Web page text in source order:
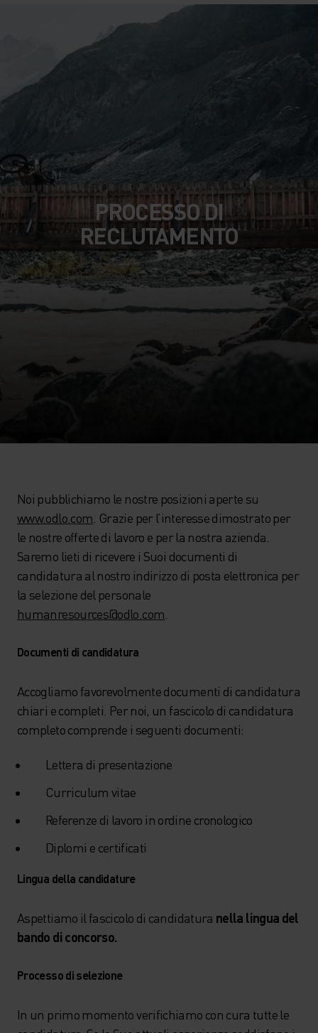
PROCESSO DI
RECLUTAMENTO
Noi pubblichiamo le nostre posizioni aperte su
www.odlo.com . Grazie per l’interesse dimostrato per
le nostre offerte di lavoro e per la nostra azienda.
Saremo lieti di ricevere i Suoi documenti di
candidatura al nostro indirizzo di posta elettronica per
la selezione del personale
humanresources@odlo.com
Documenti di candidatura
Accogliamo favorevolmente documenti di candidatura
chiari e completi. Per noi, un fascicolo di candidatura
completo comprende i seguenti documenti:
Lettera di presentazione
Curriculum vitae
Referenze di lavoro in ordine cronologico
Diplomi e certificati
Lingua della candidature
Aspettiamo il fascicolo di candidatura nella lingua del
bando di concorso.
Processo di selezione
In un primo momento verifichiamo con cura tutte le